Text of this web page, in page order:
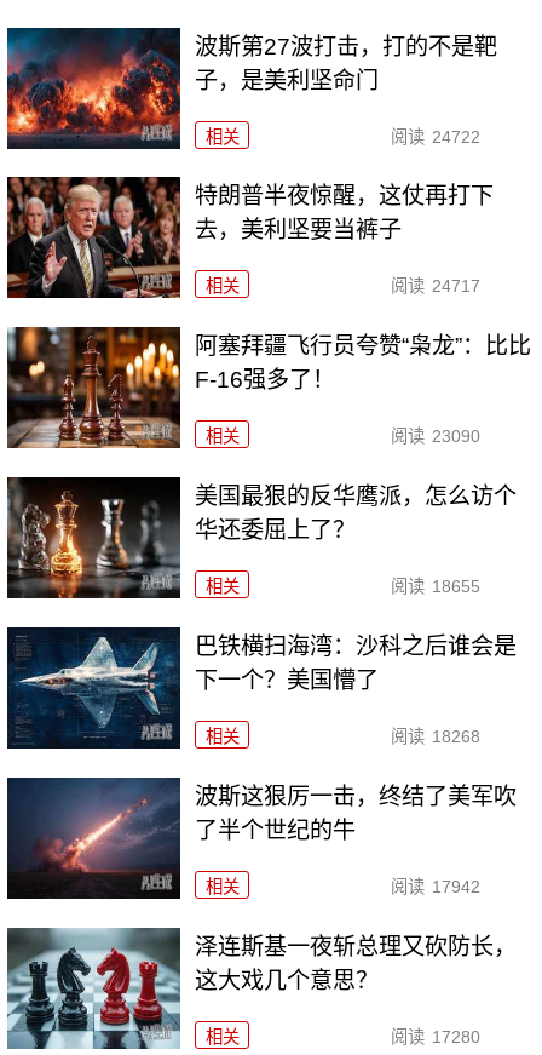
波斯第27波打击，打的不是靶
子，是美利坚命门
相关 阅读 24722
特朗普半夜惊醒，这仗再打下
去，美利坚要当裤子
相关 阅读 24717
阿塞拜疆飞行员夸赞“枭龙”：比比
F-16强多了！
相关 阅读 23090
美国最狠的反华鹰派，怎么访个
华还委屈上了？
相关 阅读 18655
巴铁横扫海湾：沙科之后谁会是
下一个？美国懵了
相关 阅读 18268
波斯这狠厉一击，终结了美军吹
了半个世纪的牛
相关 阅读 17942
泽连斯基一夜斩总理又砍防长，
这大戏几个意思？
相关 阅读 17280